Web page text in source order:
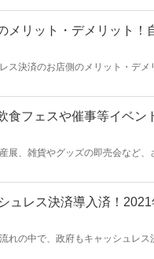
メリット・デメリット！
ス決済のお店側のメリット・デ
ロードマップ 2023」によると
食フェスや催事等イベ
展、雑貨やグッズの即売会など
ュレス決済導入済！
れの中で、政府もキャッシュレ